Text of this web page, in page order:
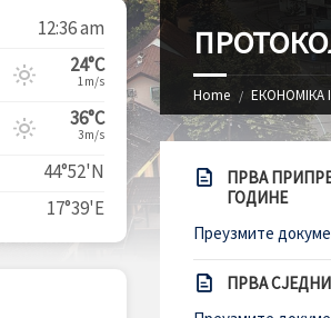
Home ЕКОНОМІКА
ПРВА
ГОДИНЕ
Преузмите
ПРВА
12:36 am
24°C
1m/s
36°C
3m/s
44°52'N
17°39'E